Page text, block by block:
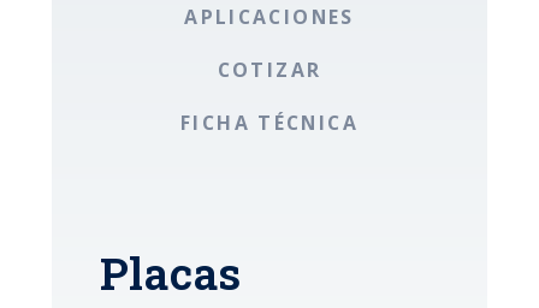
APLICACIONES
COTIZAR
FICHA TÉCNICA
Placas